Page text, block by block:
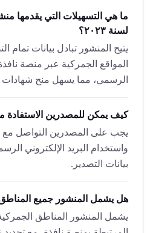
لسنة ٢٠٢٣؟
يتيح المنشور تبادل بيانات تمام
المواقع الجمركية عبر منصة
الرسمي، مما يسهل منح شهادات
كيف يمكن للمصدرين الاستفادة
يجب على المصدرين التواصل مع
واستخدام البريد الإلكتروني
بيانات التصدير.
هل يشمل المنشور جميع
يشمل المنشور المناطق